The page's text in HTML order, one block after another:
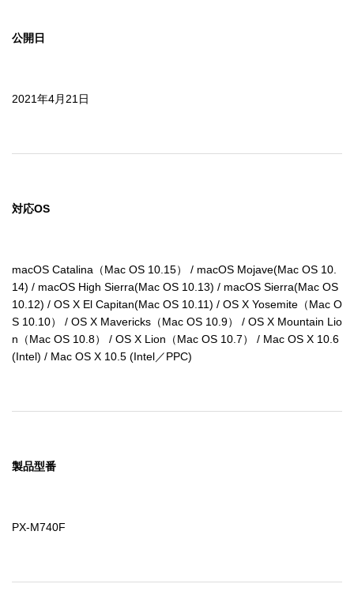
公開日
2021年4月21日
対応OS
macOS Catalina（Mac OS 10.15） / macOS Mojave(Mac OS 10.
14) / macOS High Sierra(Mac OS 10.13) / macOS Sierra(Mac OS
10.12) / OS X El Capitan(Mac OS 10.11) / OS X Yosemite（Mac O
S 10.10） / OS X Mavericks（Mac OS 10.9） / OS X Mountain Lio
n（Mac OS 10.8） / OS X Lion（Mac OS 10.7） / Mac OS X 10.6
(Intel) / Mac OS X 10.5 (Intel／PPC)
製品型番
PX-M740F